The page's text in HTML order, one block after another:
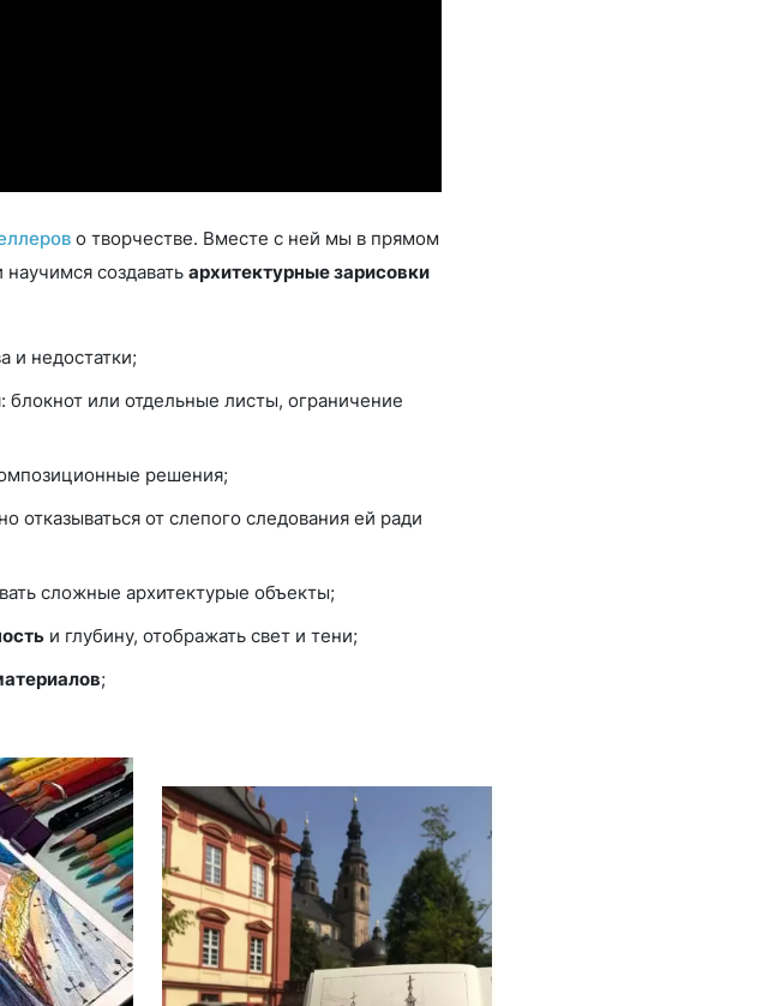
о творчестве. Вместе с ней мы в прямом
научимся создавать архитектурные зарисовки
и недостатки;
: блокнот или отдельные листы, ограничение
решения;
отказываться от слепого следования ей ради
сложные архитектурые объекты;
и глубину, отображать свет и тени;
;